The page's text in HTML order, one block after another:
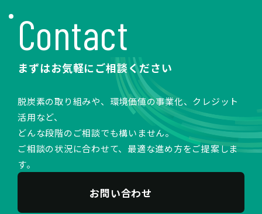
Contact
まずはお気軽にご相談ください
脱炭素の取り組みや、環境価値の事業化、クレジット
活用など、
どんな段階のご相談でも構いません。
ご相談の状況に合わせて、最適な進め方をご提案しま
す。
お問い合わせ